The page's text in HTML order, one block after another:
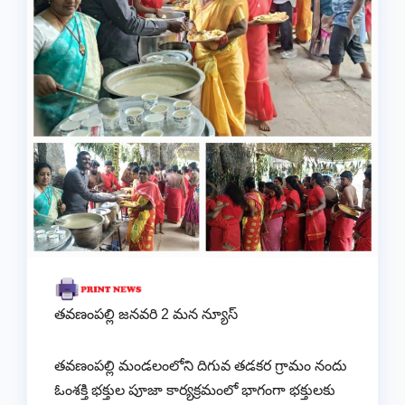
తవణంపల్లి జనవరి 2 మన న్యూస్
తవణంపల్లి మండలంలోని దిగువ తడకర గ్రామం నందు
ఓంశక్తి భక్తుల పూజా కార్యక్రమంలో భాగంగా భక్తులకు